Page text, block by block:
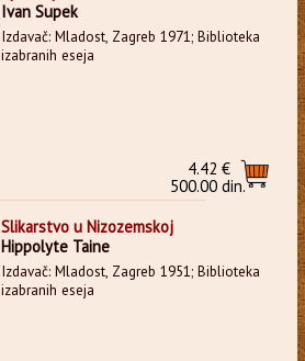
Ivan Supek
Izdavač: Mladost, Zagreb 1971; Biblioteka
izabranih eseja
4.42 €
500.00 din.
Slikarstvo u Nizozemskoj
Hippolyte Taine
Izdavač: Mladost, Zagreb 1951; Biblioteka
izabranih eseja